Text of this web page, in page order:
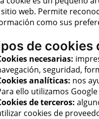
web. Permite
como sus
de cookies
necesarias:
seguridad,
analíticas: nos
ello utilizamos
de terceros:
cookies de